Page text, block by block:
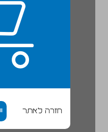
חזרה לאתר